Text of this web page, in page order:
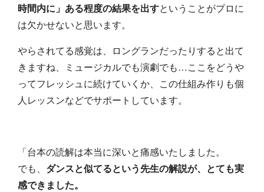
時間内に」ある程度の結果を出すということがプロに
は欠かせないと思います。
やらされてる感覚は、ロングランだったりすると出て
きますね、ミュージカルでも演劇でも…ここをどうや
ってフレッシュに続けていくか、この仕組み作りも個
人レッスンなどでサポートしています。
「台本の読解は本当に深いと痛感いたしました。
でも、 ダンスと似てるという先生の解説が、とても実
感できました。